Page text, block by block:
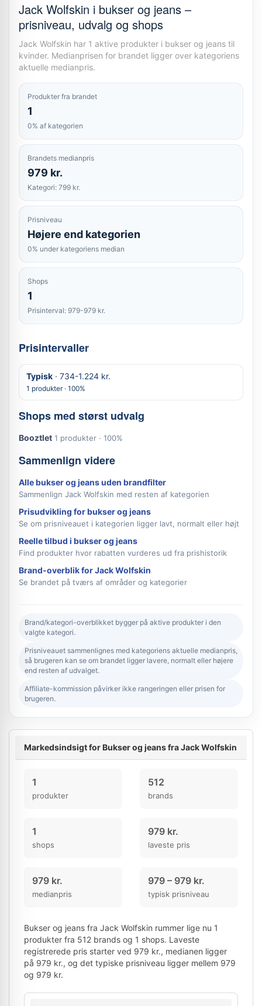
Jack Wolfskin i bukser og jeans –
prisniveau, udvalg og shops
Jack Wolfskin har 1 aktive produkter i bukser og jeans til
kvinder. Medianprisen for brandet ligger over kategoriens
aktuelle medianpris.
Produkter fra brandet
1
0% af kategorien
Brandets medianpris
979 kr.
Kategori: 799 kr.
Prisniveau
Højere end kategorien
0% under kategoriens median
Shops
1
Prisinterval: 979-979 kr.
Prisintervaller
Typisk · 734-1.224 kr.
1 produkter · 100%
Shops med størst udvalg
Booztlet 1 produkter · 100%
Sammenlign videre
Alle bukser og jeans uden brandfilter
Sammenlign Jack Wolfskin med resten af kategorien
Prisudvikling for bukser og jeans
Se om prisniveauet i kategorien ligger lavt, normalt eller højt
Reelle tilbud i bukser og jeans
Find produkter hvor rabatten vurderes ud fra prishistorik
Brand-overblik for Jack Wolfskin
Se brandet på tværs af områder og kategorier
Brand/kategori-overblikket bygger på aktive produkter i den
valgte kategori.
Prisniveauet sammenlignes med kategoriens aktuelle medianpris,
så brugeren kan se om brandet ligger lavere, normalt eller højere
end resten af udvalget.
Affiliate-kommission påvirker ikke rangeringen eller prisen for
brugeren.
Markedsindsigt for Bukser og jeans fra Jack Wolfskin
1
produkter
512
brands
1
shops
979 kr.
laveste pris
979 kr.
medianpris
979 – 979 kr.
typisk prisniveau
Bukser og jeans fra Jack Wolfskin rummer lige nu 1
produkter fra 512 brands og 1 shops. Laveste
registrerede pris starter ved 979 kr., medianen ligger
på 979 kr., og det typiske prisniveau ligger mellem 979
og 979 kr.